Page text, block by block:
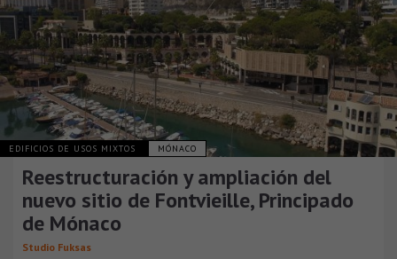
EDIFICIOS DE USOS MIXTOS MÓNACO
Reestructuración y ampliación del
nuevo sitio de Fontvieille, Principado
de Mónaco
Studio Fuksas